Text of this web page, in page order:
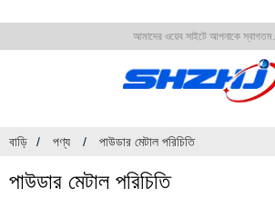
আমাদের ওয়েব সাইটে আপনাকে স্বাগতম.
বাড়ি পণ্য পাউডার মেটাল পরিচিতি
পাউডার মেটাল পরিচিতি